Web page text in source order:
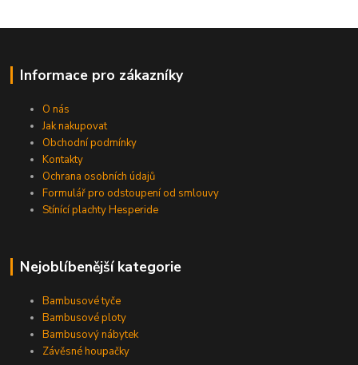
Informace pro zákazníky
O nás
Jak nakupovat
Obchodní podmínky
Kontakty
Ochrana osobních údajů
Formulář pro odstoupení od smlouvy
Stínící plachty Hesperide
Nejoblíbenější kategorie
Bambusové tyče
Bambusové ploty
Bambusový nábytek
Závěsné houpačky